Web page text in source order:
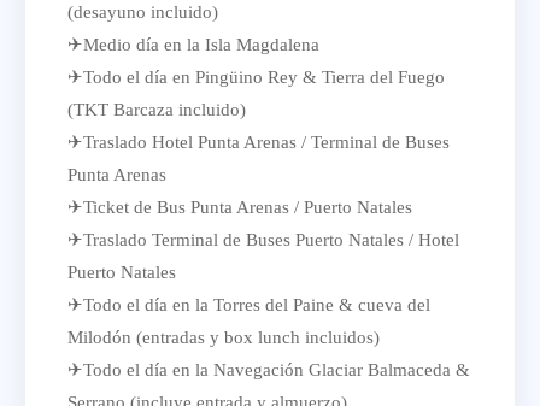
(desayuno incluido)
✈Medio día en la Isla Magdalena
✈Todo el día en Pingüino Rey & Tierra del Fuego
(TKT Barcaza incluido)
✈Traslado Hotel Punta Arenas / Terminal de Buses
Punta Arenas
✈Ticket de Bus Punta Arenas / Puerto Natales
✈Traslado Terminal de Buses Puerto Natales / Hotel
Puerto Natales
✈Todo el día en la Torres del Paine & cueva del
Milodón (entradas y box lunch incluidos)
✈Todo el día en la Navegación Glaciar Balmaceda &